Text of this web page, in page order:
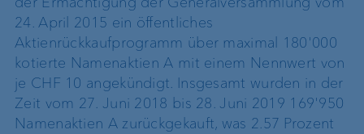
24. April 2015 ein öffentliches
Aktienrückkaufprogramm über maximal 180'000
kotierte Namenaktien A mit einem Nennwert von
je CHF 10 angekündigt. Insgesamt wurden in der
Zeit vom 27. Juni 2018 bis 28. Juni 2019 169'950
Namenaktien A zurückgekauft, was 2.57 Prozent